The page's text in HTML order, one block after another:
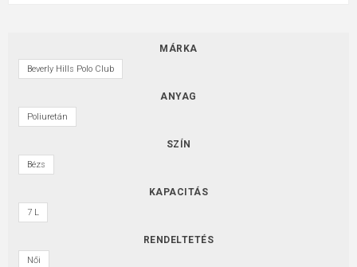
MÁRKA
Beverly Hills Polo Club
ANYAG
Poliuretán
SZÍN
Bézs
KAPACITÁS
7 L
RENDELTETÉS
Női